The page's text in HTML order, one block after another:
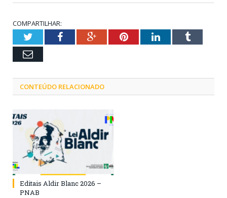
COMPARTILHAR:
TwitterFacebookGoogle+PinterestLinkedInTumblr
Email
CONTEÚDO RELACIONADO
Editais Aldir Blanc 2026 –
PNAB